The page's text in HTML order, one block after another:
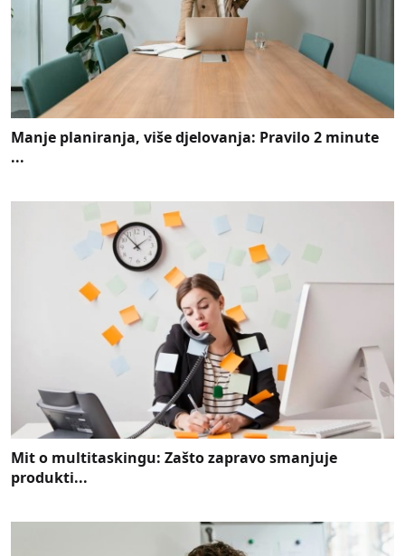
Manje planiranja, više djelovanja: Pravilo 2 minute
...
Mit o multitaskingu: Zašto zapravo smanjuje
produkti...